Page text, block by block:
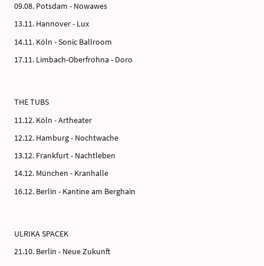
09.08. Potsdam - Nowawes
13.11. Hannover - Lux
14.11. Köln - Sonic Ballroom
17.11. Limbach-Oberfrohna - Doro
THE TUBS
11.12. Köln - Artheater
12.12. Hamburg - Nochtwache
13.12. Frankfurt - Nachtleben
14.12. München - Kranhalle
16.12. Berlin - Kantine am Berghain
ULRIKA SPACEK
21.10. Berlin - Neue Zukunft